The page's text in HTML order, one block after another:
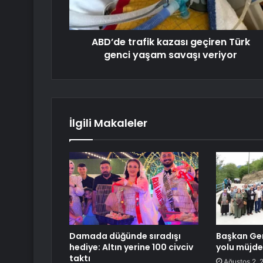
ABD’de trafik kazası geçiren Türk
genci yaşam savaşı veriyor
İlgili Makaleler
Damada düğünde sıradışı
hediye: Altın yerine 100 civciv
taktı
Başkan
yolu